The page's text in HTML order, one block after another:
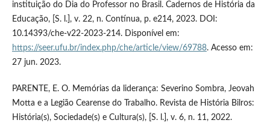
instituição do Dia do Professor no Brasil. Cadernos de História da
Educação, [S. l.], v. 22, n. Contínua, p. e214, 2023. DOI:
10.14393/che-v22-2023-214. Disponível em:
https://seer.ufu.br/index.php/che/article/view/69788. Acesso em:
27 jun. 2023.
PARENTE, E. O. Memórias da liderança: Severino Sombra, Jeovah
Motta e a Legião Cearense do Trabalho. Revista de História Bilros:
História(s), Sociedade(s) e Cultura(s), [S. l.], v. 6, n. 11, 2022.